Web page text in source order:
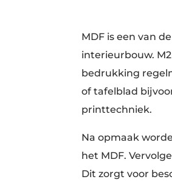
MDF is een van
interieurbouw.
bedrukking
of tafelblad
printtechniek.
Na opmaak
het MDF.
Dit zorgt voor